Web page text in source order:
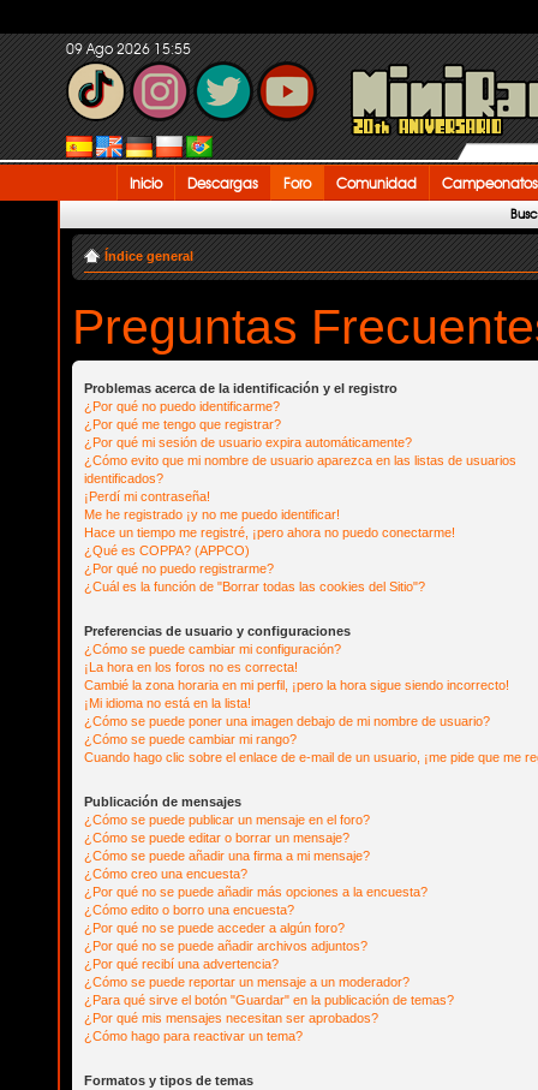
09 Ago 2026 15:55
Inicio Descargas Foro Comunidad Campeonatos
Índice general
Preguntas
Problemas acerca de la identificación y el registro
¿Por qué no puedo identificarme?
¿Por qué me tengo que registrar?
¿Por qué mi sesión de usuario expira automáticamente?
¿Cómo evito que mi nombre de usuario aparezca en las listas de usuarios
identificados?
¡Perdí mi contraseña!
Me he registrado ¡y no me puedo identificar!
Hace un tiempo me registré, ¡pero ahora no puedo conectarme!
¿Qué es COPPA? (APPCO)
¿Por qué no puedo registrarme?
¿Cuál es la función de "Borrar todas las cookies del Sitio"?
Preferencias de usuario y configuraciones
¿Cómo se puede cambiar mi configuración?
¡La hora en los foros no es correcta!
Cambié la zona horaria en mi perfil, ¡pero la hora sigue siendo incorrecto!
¡Mi idioma no está en la lista!
¿Cómo se puede poner una imagen debajo de mi nombre de usuario?
¿Cómo se puede cambiar mi rango?
Cuando hago clic sobre el enlace de e-mail de un usuario, ¡me pide que me
Publicación de mensajes
¿Cómo se puede publicar un mensaje en el foro?
¿Cómo se puede editar o borrar un mensaje?
¿Cómo se puede añadir una firma a mi mensaje?
¿Cómo creo una encuesta?
¿Por qué no se puede añadir más opciones a la encuesta?
¿Cómo edito o borro una encuesta?
¿Por qué no se puede acceder a algún foro?
¿Por qué no se puede añadir archivos adjuntos?
¿Por qué recibí una advertencia?
¿Cómo se puede reportar un mensaje a un moderador?
¿Para qué sirve el botón "Guardar" en la publicación de temas?
¿Por qué mis mensajes necesitan ser aprobados?
¿Cómo hago para reactivar un tema?
Formatos y tipos de temas